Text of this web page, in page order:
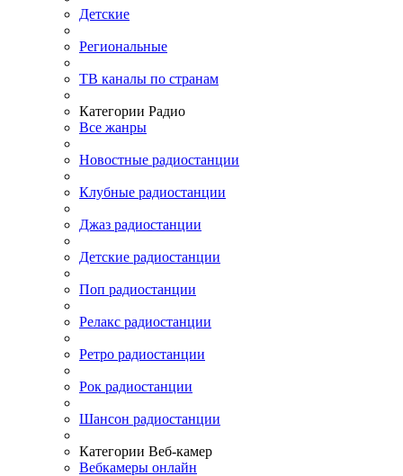
Детские
Региональные
ТВ каналы по странам
Категории Радио
Все жанры
Новостные радиостанции
Клубные радиостанции
Джаз радиостанции
Детские радиостанции
Поп радиостанции
Релакс радиостанции
Ретро радиостанции
Рок радиостанции
Шансон радиостанции
Категории Веб-камер
Вебкамеры онлайн